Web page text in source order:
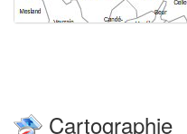
Cartographie